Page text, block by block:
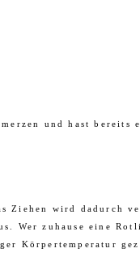
und hast
Ziehen wird dadurch
Wer zuhause eine
Körpertemperatur